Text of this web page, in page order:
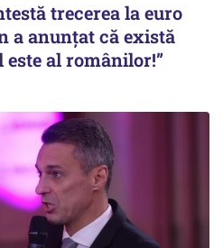
trecerea la euro
a anunțat că există
este al românilor!”